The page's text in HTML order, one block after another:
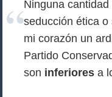
Ninguna
seducción ética
mi corazón un
Partido
son inferiores a